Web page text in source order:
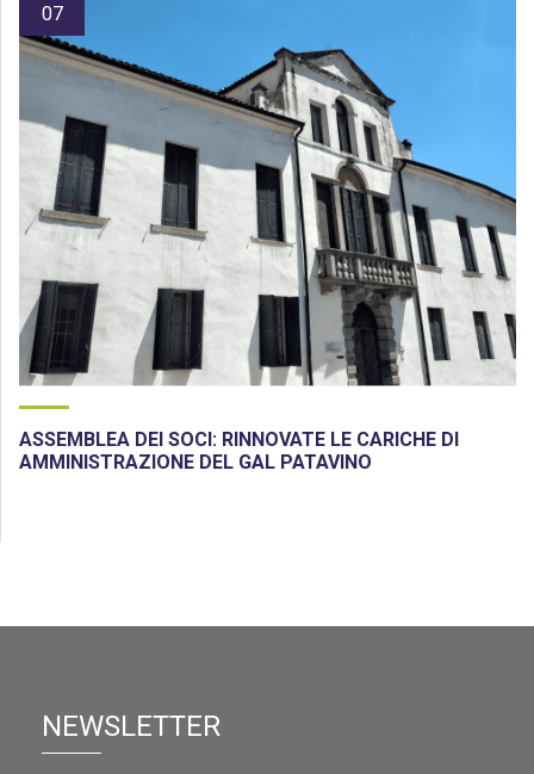
07
ASSEMBLEA DEI SOCI: RINNOVATE LE CARICHE DI
AMMINISTRAZIONE DEL GAL PATAVINO
NEWSLETTER